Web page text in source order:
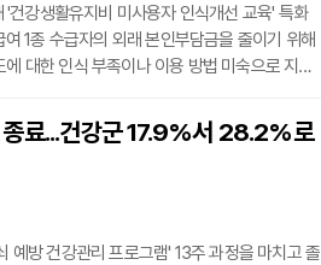
강생활유지비 미사용자 인식개선 교육' 특화
1종 수급자의 외래 본인부담금을 줄이기 위해
대한 인식 부족이나 이용 방법 미숙으로 지원
를 진행한다. 대상자를 직접 방문해 1대1 맞춤
예정이다.유기영 복지정책과장은 "매월 지원
종료...건강군 17.9%서 28.2%로
방 건강관리 프로그램' 13주 과정을 마치고 졸